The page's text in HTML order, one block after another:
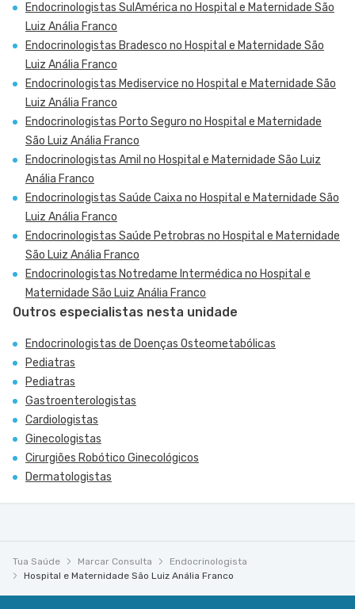
Endocrinologistas SulAmérica no Hospital e Maternidade São
Luiz Anália Franco
Endocrinologistas Bradesco no Hospital e Maternidade São
Luiz Anália Franco
Endocrinologistas Mediservice no Hospital e Maternidade São
Luiz Anália Franco
Endocrinologistas Porto Seguro no Hospital e Maternidade
São Luiz Anália Franco
Endocrinologistas Amil no Hospital e Maternidade São Luiz
Anália Franco
Endocrinologistas Saúde Caixa no Hospital e Maternidade São
Luiz Anália Franco
Endocrinologistas Saúde Petrobras no Hospital e Maternidade
São Luiz Anália Franco
Endocrinologistas Notredame Intermédica no Hospital e
Maternidade São Luiz Anália Franco
Outros especialistas nesta unidade
Endocrinologistas de Doenças Osteometabólicas
Pediatras
Pediatras
Gastroenterologistas
Cardiologistas
Ginecologistas
Cirurgiões Robótico Ginecológicos
Dermatologistas
Tua Saúde Marcar Consulta
Endocrinologista
Hospital e Maternidade São Luiz Anália Franco